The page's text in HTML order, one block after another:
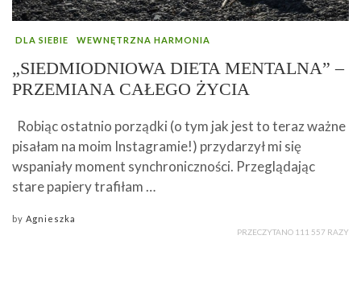
DLA SIEBIE WEWNĘTRZNA HARMONIA
„SIEDMIODNIOWA DIETA MENTALNA” –
PRZEMIANA CAŁEGO ŻYCIA
Robiąc ostatnio porządki (o tym jak jest to teraz ważne
pisałam na moim Instagramie!) przydarzył mi się
wspaniały moment synchroniczności. Przeglądając
stare papiery trafiłam …
by Agnieszka
PRZECZYTANO 111 557 RAZY